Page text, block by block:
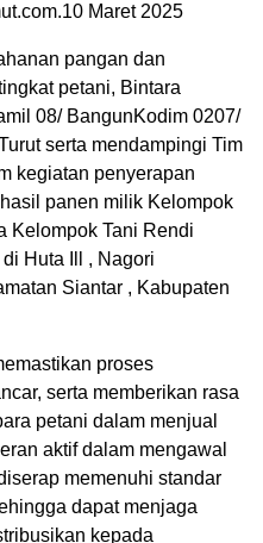
Maret 2025
pangan dan
petani, Bintara
08/ BangunKodim 0207/
serta mendampingi Tim
kegiatan penyerapan
panen milik Kelompok
Kelompok Tani Rendi
Huta Ill , Nagori
Siantar , Kabupaten
proses
serta memberikan rasa
petani dalam menjual
aktif dalam mengawal
memenuhi standar
dapat menjaga
kepada